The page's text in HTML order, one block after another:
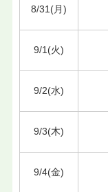
8/31(月)
9/1(火)
9/2(水)
9/3(木)
9/4(金)